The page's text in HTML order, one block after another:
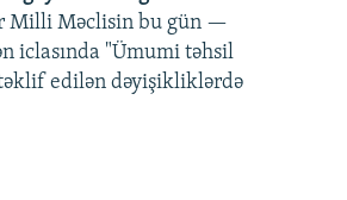
480p
720p
Milli Məclisin bu gün —
iclasında "Ümumi təhsil
edilən dəyişikliklərdə